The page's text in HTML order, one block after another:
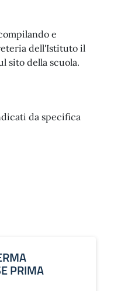
e
dell'Istituto il
sito della scuola.
da specifica
ISCRIZIONE CLASSE
PRIMA